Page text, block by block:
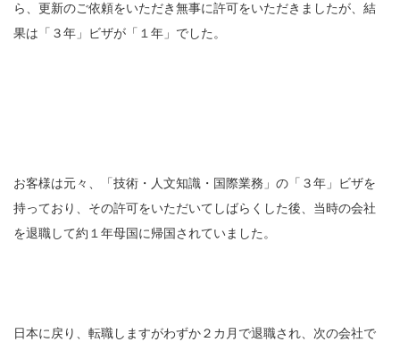
ら、更新のご依頼をいただき無事に許可をいただきましたが、結
果は「３年」ビザが「１年」でした。
お客様は元々、「技術・人文知識・国際業務」の「３年」ビザを
持っており、その許可をいただいてしばらくした後、当時の会社
を退職して約１年母国に帰国されていました。
日本に戻り、転職しますがわずか２カ月で退職され、次の会社で